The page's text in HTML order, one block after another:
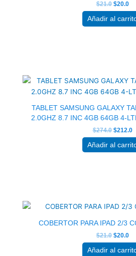
$21.0 $20.0
Añadir al
TABLET SAMSUNG GALAXY
2.0GHZ 8.7 INC 4GB 64GB 4-
$274.0
original
era:
$274.0.
$212.0
Añadir al
COBERTOR PARA IPAD 2/3
$21.0
original
era:
$21.0.
$20.0
Añadir al